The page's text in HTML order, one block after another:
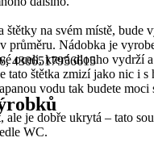
4306517956615
štětky na svém místě, bude
průměru. Nádobka je
oceli, která dlouho vydrží
tato štětka zmizí jako nic i
vodu tak budete moci
ale je dobře ukrytá – tato
WC.